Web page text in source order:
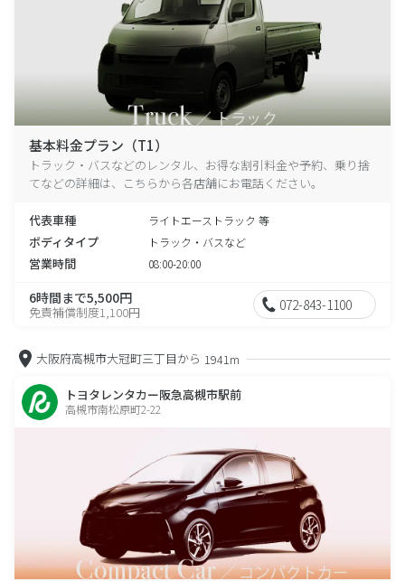
基本料金プラン（T1）
トラック・バスなどのレンタル、お得な割引料金や予約、乗り捨
てなどの詳細は、こちらから各店舗にお電話ください。
代表車種 ライトエーストラック 等
ボディタイプ トラック・バスなど
営業時間 08:00-20:00
6時間まで5,500円
免責補償制度1,100円 072-843-1100
大阪府高槻市大冠町三丁目から 1941m
トヨタレンタカー阪急高槻市駅前
高槻市南松原町2-22